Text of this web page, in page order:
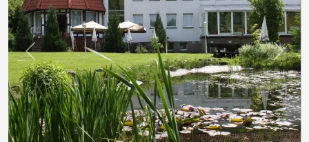
Previous Next